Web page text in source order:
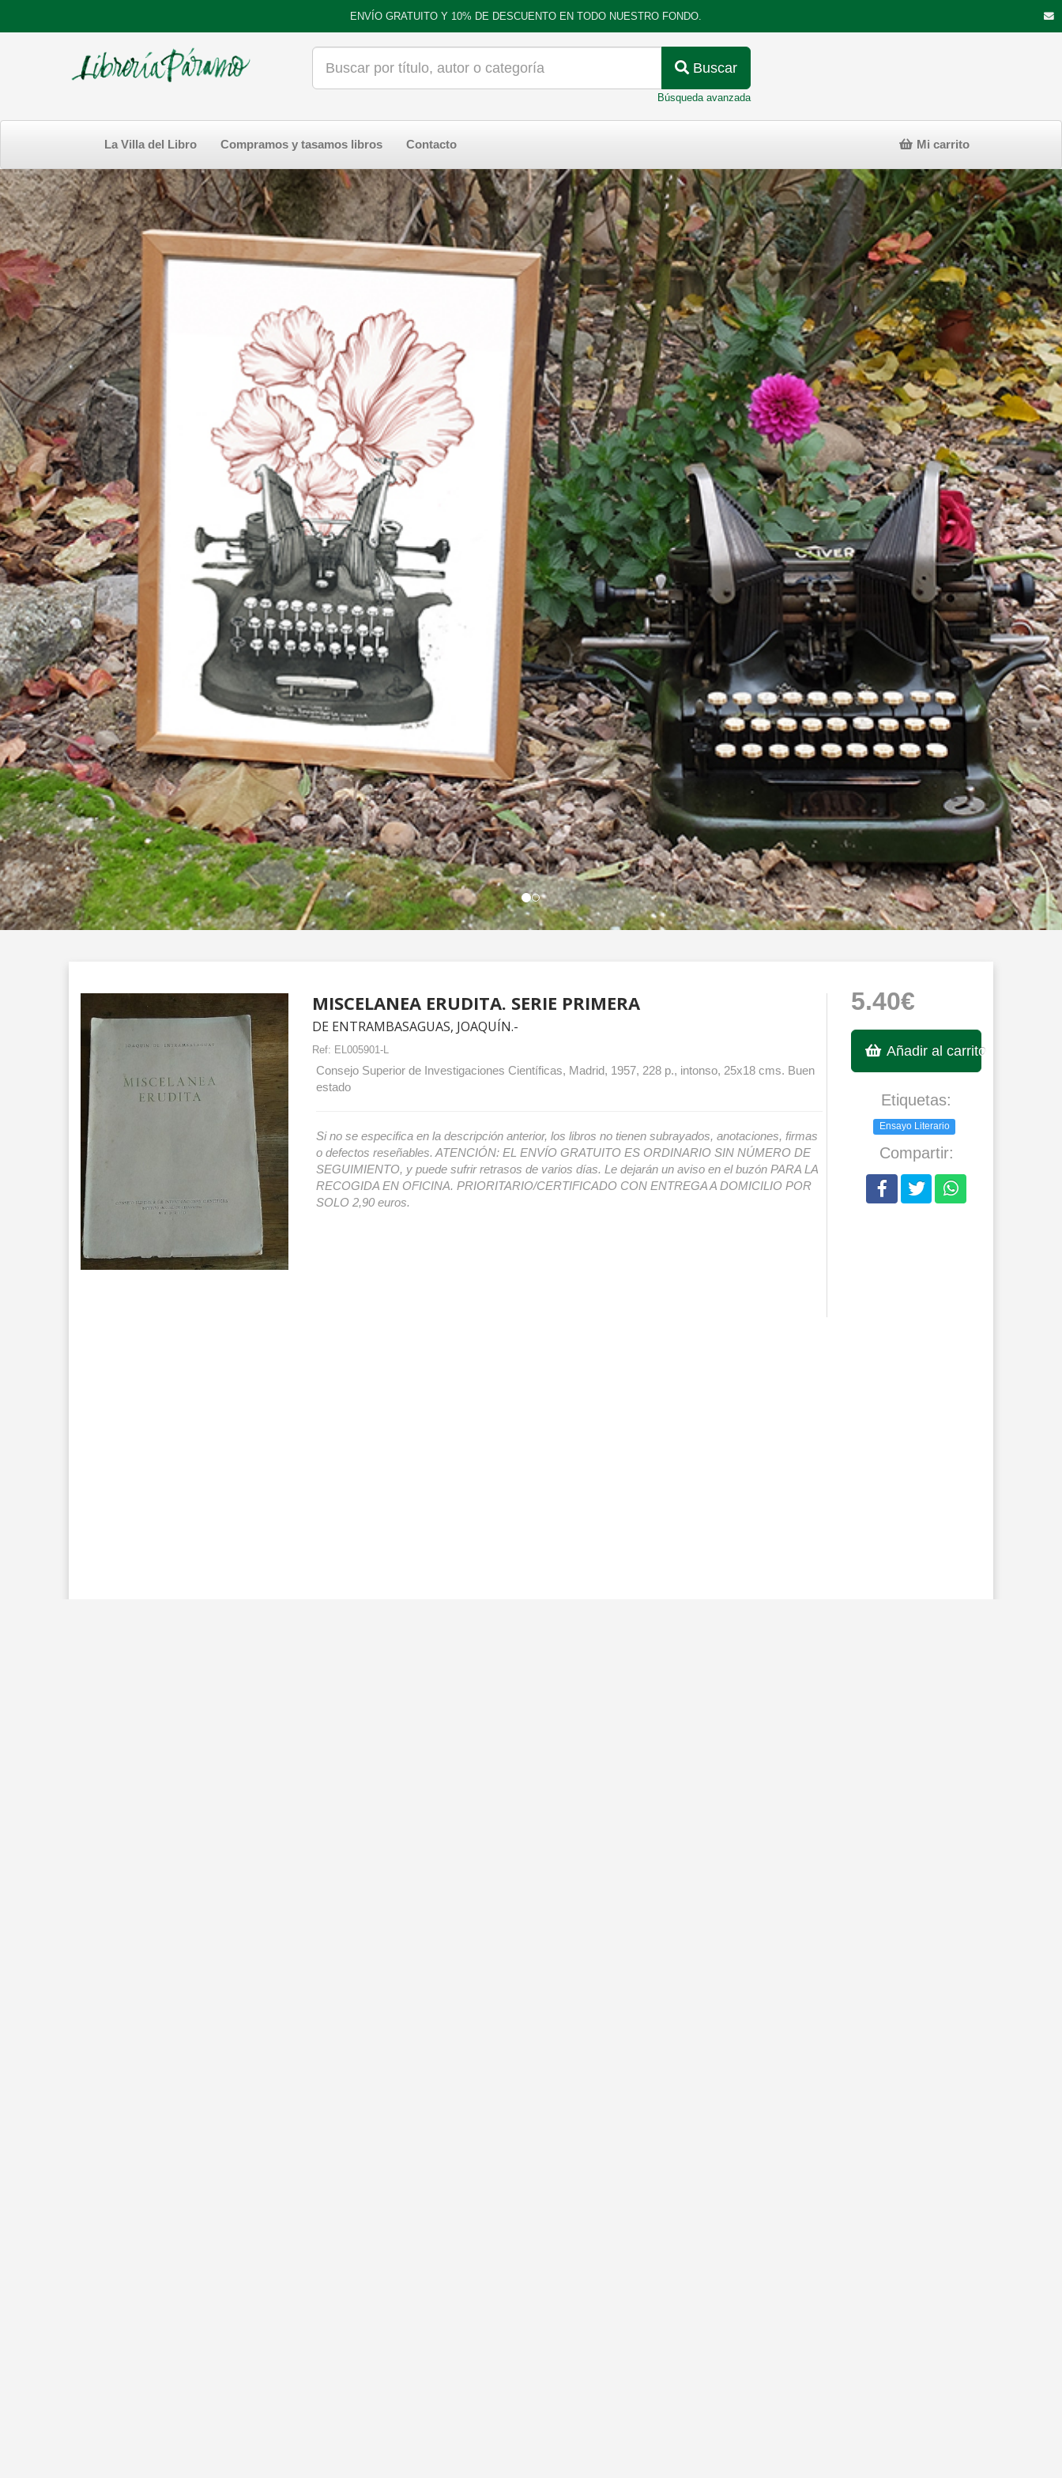
ENVÍO GRATUITO Y 10% DE DESCUENTO EN TODO NUESTRO FONDO.
Buscar
Búsqueda avanzada
La Villa del Libro Compramos y tasamos libros Contacto Mi carrito
MISCELANEA ERUDITA. SERIE PRIMERA
DE ENTRAMBASAGUAS, JOAQUÍN.-
Ref: EL005901-L
Consejo Superior de Investigaciones Científicas, Madrid, 1957, 228 p., intonso, 25x18 cms. Buen
estado
Si no se especifica en la descripción anterior, los libros no tienen subrayados, anotaciones, firmas
o defectos reseñables. ATENCIÓN: EL ENVÍO GRATUITO ES ORDINARIO SIN NÚMERO DE
SEGUIMIENTO, y puede sufrir retrasos de varios días. Le dejarán un aviso en el buzón PARA LA
RECOGIDA EN OFICINA. PRIORITARIO/CERTIFICADO CON ENTREGA A DOMICILIO POR
SOLO 2,90 euros.
5.40€
Añadir al carrito
Etiquetas:
Ensayo Literario
Compartir: